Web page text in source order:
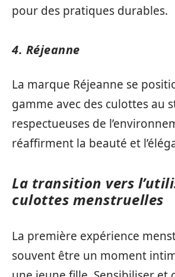
pour des pratiques durables.
4. Réjeanne
La marque Réjeanne se
gamme avec des culottes au
respectueuses de
réaffirment la beauté et
La transition vers
culottes menstruelles
La première expérience
souvent être un moment